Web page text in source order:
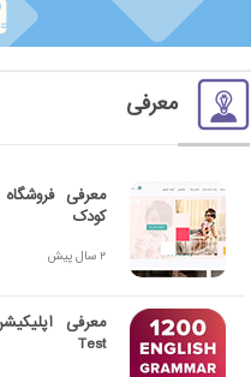
معرفی
معرفی
کودک
2 سال پیش
Test